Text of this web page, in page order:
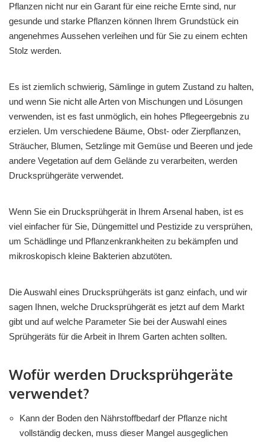
Pflanzen nicht nur ein Garant für eine reiche Ernte sind, nur
gesunde und starke Pflanzen können Ihrem Grundstück ein
angenehmes Aussehen verleihen und für Sie zu einem echten
Stolz werden.
Es ist ziemlich schwierig, Sämlinge in gutem Zustand zu halten,
und wenn Sie nicht alle Arten von Mischungen und Lösungen
verwenden, ist es fast unmöglich, ein hohes Pflegeergebnis zu
erzielen. Um verschiedene Bäume, Obst- oder Zierpflanzen,
Sträucher, Blumen, Setzlinge mit Gemüse und Beeren und jede
andere Vegetation auf dem Gelände zu verarbeiten, werden
Drucksprühgeräte verwendet.
Wenn Sie ein Drucksprühgerät in Ihrem Arsenal haben, ist es
viel einfacher für Sie, Düngemittel und Pestizide zu versprühen,
um Schädlinge und Pflanzenkrankheiten zu bekämpfen und
mikroskopisch kleine Bakterien abzutöten.
Die Auswahl eines Drucksprühgeräts ist ganz einfach, und wir
sagen Ihnen, welche Drucksprühgerät es jetzt auf dem Markt
gibt und auf welche Parameter Sie bei der Auswahl eines
Sprühgeräts für die Arbeit in Ihrem Garten achten sollten.
Wofür werden Drucksprühgeräte
verwendet?
Kann der Boden den Nährstoffbedarf der Pflanze nicht
vollständig decken, muss dieser Mangel ausgeglichen